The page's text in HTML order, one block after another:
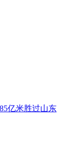
亿米胜过山东